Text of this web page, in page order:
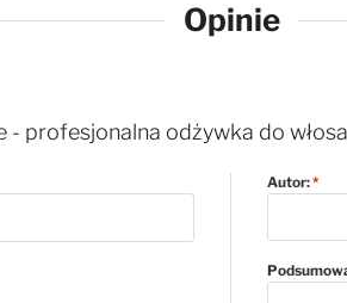
Opinie
- profesjonalna odżywka do
Autor: